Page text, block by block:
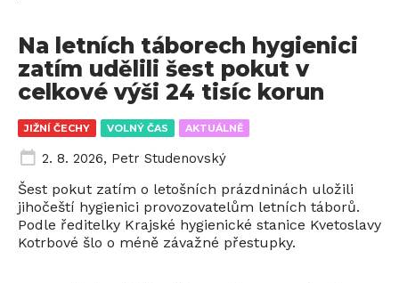
JIŽNÍ ČECHY VOLNÝ ČAS AKTUÁLNĚ
Na letních táborech hygienici
zatím udělili šest pokut v
celkové výši 24 tisíc korun
2. 8. 2026, Petr Studenovský
Šest pokut zatím o letošních prázdninách uložili
jihočeští hygienici provozovatelům letních táborů.
Podle ředitelky Krajské hygienické stanice Kvetoslavy
Kotrbové šlo o méně závažné přestupky.